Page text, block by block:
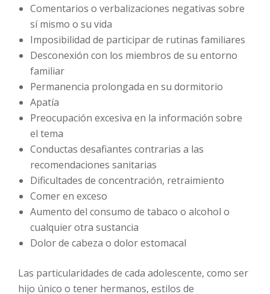
Comentarios o verbalizaciones negativas sobre
sí mismo o su vida
Imposibilidad de participar de rutinas familiares
Desconexión con los miembros de su entorno
familiar
Permanencia prolongada en su dormitorio
Apatía
Preocupación excesiva en la información sobre
el tema
Conductas desafiantes contrarias a las
recomendaciones sanitarias
Dificultades de concentración, retraimiento
Comer en exceso
Aumento del consumo de tabaco o alcohol o
cualquier otra sustancia
Dolor de cabeza o dolor estomacal
Las particularidades de cada adolescente, como ser
hijo único o tener hermanos, estilos de